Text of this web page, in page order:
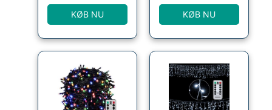
KØB NU KØB NU